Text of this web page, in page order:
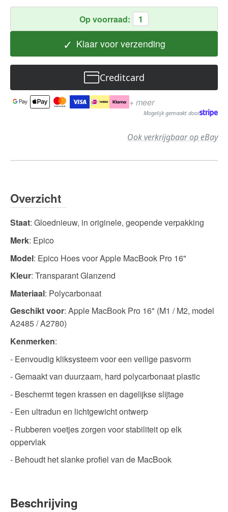
Op voorraad: 1
✓ Klaar voor verzending
Creditcard
+ meer
Mogelijk gemaakt door
Ook verkrijgbaar op eBay
Overzicht
Staat: Gloednieuw, in originele, geopende verpakking
Merk: Epico
Model: Epico Hoes voor Apple MacBook Pro 16"
Kleur: Transparant Glanzend
Materiaal: Polycarbonaat
Geschikt voor: Apple MacBook Pro 16" (M1 / M2, model
A2485 / A2780)
Kenmerken:
- Eenvoudig kliksysteem voor een veilige pasvorm
- Gemaakt van duurzaam, hard polycarbonaat plastic
- Beschermt tegen krassen en dagelijkse slijtage
- Een ultradun en lichtgewicht ontwerp
- Rubberen voetjes zorgen voor stabiliteit op elk
oppervlak
- Behoudt het slanke profiel van de MacBook
Beschrijving